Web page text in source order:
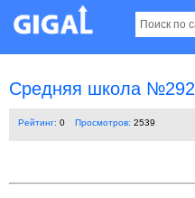
Средняя школа №292
Рейтинг: 0 Просмотров: 2539